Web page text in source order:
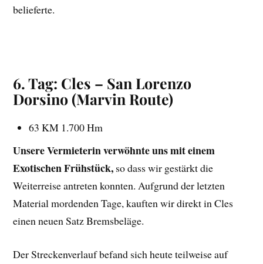
belieferte.
6. Tag: Cles – San Lorenzo
Dorsino(Marvin Route)
63 KM 1.700 Hm
Unsere Vermieterin verwöhnte uns mit einem
Exotischen Frühstück, so dass wir gestärkt die
Weiterreise antreten konnten. Aufgrund der letzten
Material mordenden Tage, kauften wir direkt in Cles
einen neuen Satz Bremsbeläge.
Der Streckenverlauf befand sich heute teilweise auf